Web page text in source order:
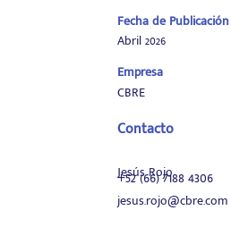
Fecha de Publicación
Abril 2026
CBRE
Empresa
Contacto
Jesús Rojo
+52 (66) 7188 4306
jesus.rojo@cbre.com